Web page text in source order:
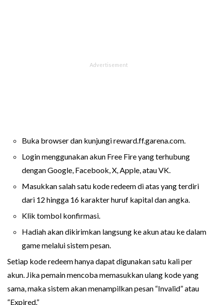
Buka browser dan kunjungi reward.ff.garena.com.
Login menggunakan akun Free Fire yang terhubung
dengan Google, Facebook, X, Apple, atau VK.
Masukkan salah satu kode redeem di atas yang terdiri
dari 12 hingga 16 karakter huruf kapital dan angka.
Klik tombol konfirmasi.
Hadiah akan dikirimkan langsung ke akun atau ke dalam
game melalui sistem pesan.
Setiap kode redeem hanya dapat digunakan satu kali per
akun. Jika pemain mencoba memasukkan ulang kode yang
sama, maka sistem akan menampilkan pesan “Invalid” atau
“Expired.”